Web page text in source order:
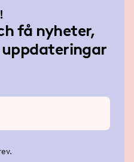
få nyheter,